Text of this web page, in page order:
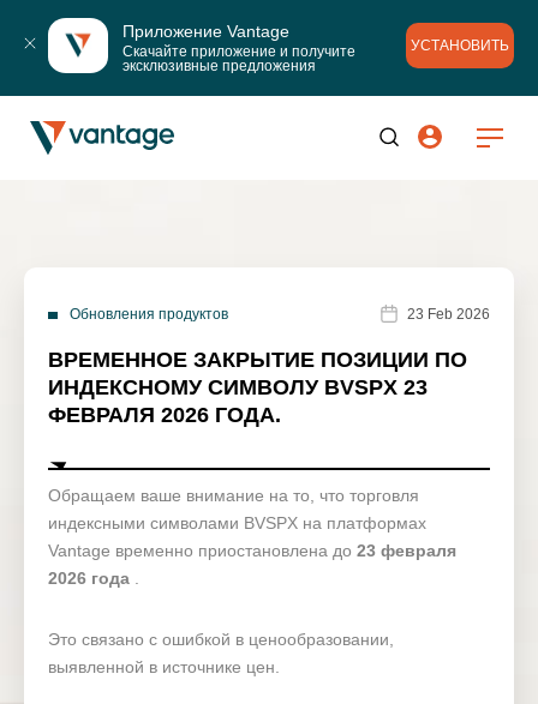
Приложение Vantage
Скачайте приложение и получите
эксклюзивные предложения
УСТАНОВИТЬ
Обновления продуктов 23 Feb 2026
ВРЕМЕННОЕ ЗАКРЫТИЕ ПОЗИЦИИ ПО
ИНДЕКСНОМУ СИМВОЛУ BVSPX 23
ФЕВРАЛЯ 2026 ГОДА.
Обращаем ваше внимание на то, что торговля
индексными символами BVSPX на платформах
Vantage временно приостановлена ​​до 23 февраля
2026 года
Это связано с ошибкой в ​​ценообразовании,
выявленной в источнике цен.